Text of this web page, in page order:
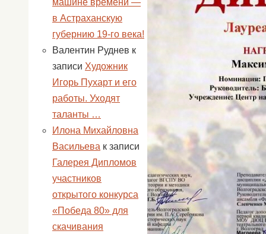
машине времени —
в Астраханскую
губернию 19-го века!
Валентин Руднев к
записи Художник
Игорь Пухарт и его
работы. Уходят
таланты …
Илона Михайловна
Васильева к записи
Галерея Дипломов
участников
открытого конкурса
«Победа 80» для
скачивания